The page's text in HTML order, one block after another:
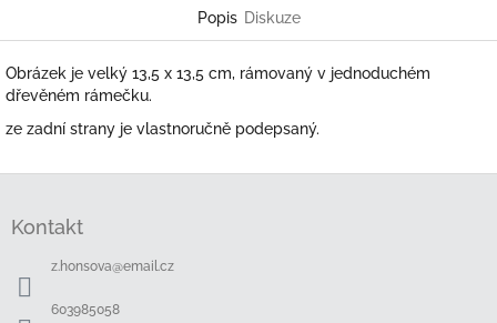
Popis Diskuze
Obrázek je velký 13,5 x 13,5 cm, rámovaný v jednoduchém
dřevěném rámečku.
ze zadní strany je vlastnoručně podepsaný.
Kontakt
z.honsova@email.cz
603985058